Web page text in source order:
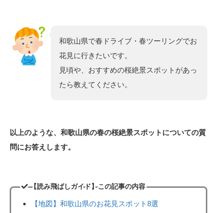
和歌山県で春ドライブ・春ツーリングでお
花見に行きたいです。
見頃や、おすすめの桜絶景スポットがあっ
たら教えてください。
以上のような、和歌山県の春の桜絶景スポットについての質
問にお答えします。
【読み飛ばしガイド】この記事の内容
【地図】和歌山県のお花見スポット8選